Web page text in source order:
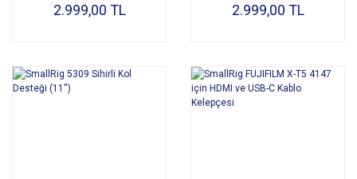
2.999,00 TL 2.999,00 TL